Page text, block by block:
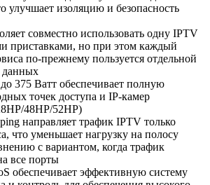
улучшает изоляцию и безопасность
совместно использовать одну IPTV
приставками, но при этом каждый
по-прежнему пользуется отдельной
данных
375 Ватт обеспечивает полную
точек доступа и IP-камер
48HP/52HP)
направляет трафик IPTV только
что уменьшает нагрузку на полосу
с вариантом, когда трафик
все порты
обеспечивает эффективную систему